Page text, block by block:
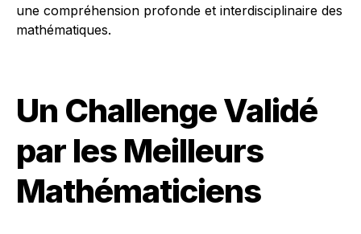
une compréhension profonde et interdisciplinaire des
mathématiques.
Un Challenge Validé
par les Meilleurs
Mathématiciens